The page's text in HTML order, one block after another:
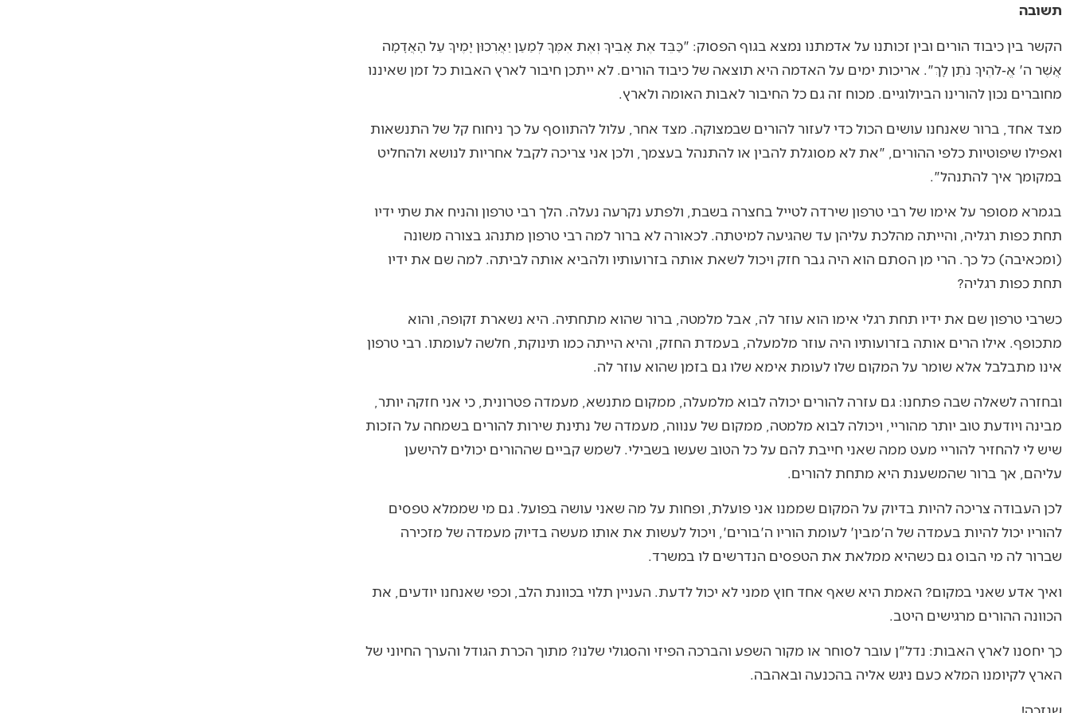
תשובה
הקשר בין כיבוד הורים ובין זכותנו על אדמתנו נמצא בגוף הפסוק: "כַּבֵּד אֶת אָבִיךָ וְאֶת אִמֶּךָ לְמַעַן יַאֲרִכוּן יָמֶיךָ עַל הָאֲדָמָה
אֲשֶׁר ה' אֱ‑לֹהֶיךָ נֹתֵן לָךְ". אריכות ימים על האדמה היא תוצאה של כיבוד הורים. לא ייתכן חיבור לארץ האבות כל זמן שאיננו
מחוברים נכון להורינו הביולוגיים. מכוח זה גם כל החיבור לאבות האומה ולארץ.
מצד אחד, ברור שאנחנו עושים הכול כדי לעזור להורים שבמצוקה. מצד אחר, עלול להתווסף על כך ניחוח קל של התנשאות
ואפילו שיפוטיות כלפי ההורים, "את לא מסוגלת להבין או להתנהל בעצמך, ולכן אני צריכה לקבל אחריות לנושא ולהחליט
במקומך איך להתנהל".
בגמרא מסופר על אימו של רבי טרפון שירדה לטייל בחצרה בשבת, ולפתע נקרעה נעלה. הלך רבי טרפון והניח את שתי ידיו
תחת כפות רגליה, והייתה מהלכת עליהן עד שהגיעה למיטתה. לכאורה לא ברור למה רבי טרפון מתנהג בצורה משונה
(ומכאיבה) כל כך. הרי מן הסתם הוא היה גבר חזק ויכול לשאת אותה בזרועותיו ולהביא אותה לביתה. למה שם את ידיו
תחת כפות רגליה?
כשרבי טרפון שם את ידיו תחת רגלי אימו הוא עוזר לה, אבל מלמטה, ברור שהוא מתחתיה. היא נשארת זקופה, והוא
מתכופף. אילו הרים אותה בזרועותיו היה עוזר מלמעלה, בעמדת החזק, והיא הייתה כמו תינוקת, חלשה לעומתו. רבי טרפון
אינו מתבלבל אלא שומר על המקום שלו לעומת אימא שלו גם בזמן שהוא עוזר לה.
ובחזרה לשאלה שבה פתחנו: גם עזרה להורים יכולה לבוא מלמעלה, ממקום מתנשא, מעמדה פטרונית, כי אני חזקה יותר,
מבינה ויודעת טוב יותר מהוריי, ויכולה לבוא מלמטה, ממקום של ענווה, מעמדה של נתינת שירות להורים בשמחה על הזכות
שיש לי להחזיר להוריי מעט ממה שאני חייבת להם על כל הטוב שעשו בשבילי. לשמש קביים שההורים יכולים להישען
עליהם, אך ברור שהמשענת היא מתחת להורים.
לכן העבודה צריכה להיות בדיוק על המקום שממנו אני פועלת, ופחות על מה שאני עושה בפועל. גם מי שממלא טפסים
להוריו יכול להיות בעמדה של ה'מבין' לעומת הוריו ה'בורים', ויכול לעשות את אותו מעשה בדיוק מעמדה של מזכירה
שברור לה מי הבוס גם כשהיא ממלאת את הטפסים הנדרשים לו במשרד.
ואיך אדע שאני במקום? האמת היא שאף אחד חוץ ממני לא יכול לדעת. העניין תלוי בכוונת הלב, וכפי שאנחנו יודעים, את
הכוונה ההורים מרגישים היטב.
כך יחסנו לארץ האבות: נדל"ן עובר לסוחר או מקור השפע והברכה הפיזי והסגולי שלנו? מתוך הכרת הגודל והערך החיוני של
הארץ לקיומנו המלא כעם ניגש אליה בהכנעה ובאהבה.